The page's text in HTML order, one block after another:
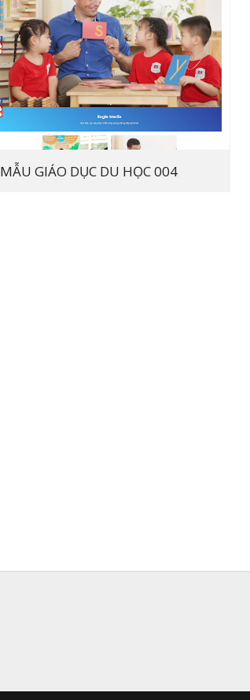
MẪU GIÁO DỤC DU HỌC 004